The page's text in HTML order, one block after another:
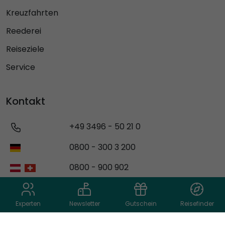
Experten Newsletter Gutschein Reisefinder
Kreuzfahrten
Reederei
Reiseziele
Service
Kontakt
+49 3496 - 50 21 0
0800 - 300 3 200
0800 - 900 902
info@schiffs-urlaub.de